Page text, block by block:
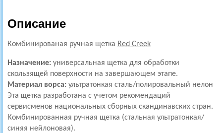
Описание
Комбинированая ручная щетка Red Creek
Назначение: универсальная щетка для обработки
скользящей поверхности на завершающем этапе.
Материал ворса: ультратонкая сталь/полировальный нелон
Эта щетка разработана с учетом рекомендаций
сервисменов национальных сборных скандинавских стран.
Комбинированная ручная щетка (стальная ультратонкая/
синяя нейлоновая).